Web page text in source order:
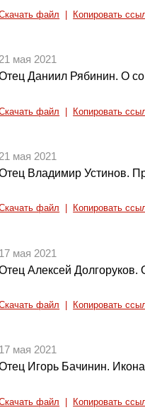
файл Копировать
мая 2021
Даниил Рябинин. О
файл Копировать
21 мая 2021
Владимир Устинов.
файл Копировать
17 мая 2021
Алексей Долгоруков.
файл Копировать
17 мая 2021
Игорь Бачинин.
файл Копировать